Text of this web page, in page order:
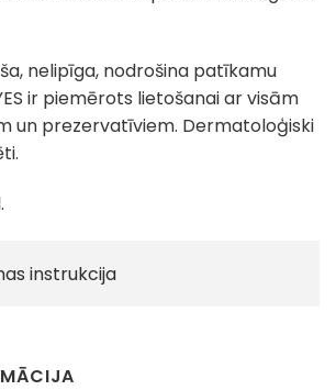
nelipīga, nodrošina patīkamu
ir piemērots lietošanai ar visām
un prezervatīviem. Dermatoloģiski
instrukcija